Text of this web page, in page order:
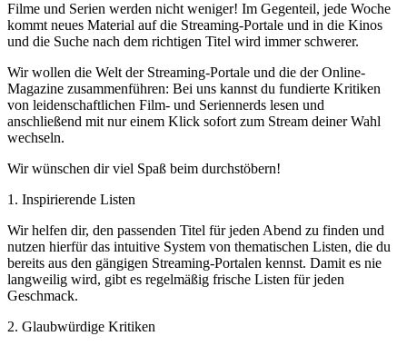
Filme und Serien werden nicht weniger! Im Gegenteil, jede Woche
kommt neues Material auf die Streaming-Portale und in die Kinos
und die Suche nach dem richtigen Titel wird immer schwerer.
Wir wollen die Welt der Streaming-Portale und die der Online-
Magazine zusammenführen: Bei uns kannst du fundierte Kritiken
von leidenschaftlichen Film- und Seriennerds lesen und
anschließend mit nur einem Klick sofort zum Stream deiner Wahl
wechseln.
Wir wünschen dir viel Spaß beim durchstöbern!
1. Inspirierende Listen
Wir helfen dir, den passenden Titel für jeden Abend zu finden und
nutzen hierfür das intuitive System von thematischen Listen, die du
bereits aus den gängigen Streaming-Portalen kennst. Damit es nie
langweilig wird, gibt es regelmäßig frische Listen für jeden
Geschmack.
2. Glaubwürdige Kritiken